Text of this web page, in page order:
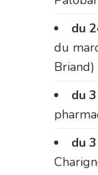
du
du
Briand)
du
du